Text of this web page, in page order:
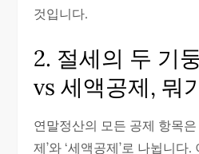
것입니다.
2. 절세의 두 기
vs 세액공제, 뭐
연말정산의 모든 공제 항목은
제’와 ‘세액공제’로 나뉩니